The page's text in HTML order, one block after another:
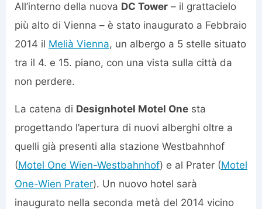
All’interno della nuova DC Tower – il grattacielo
più alto di Vienna – è stato inaugurato a Febbraio
2014 il Melià Vienna, un albergo a 5 stelle situato
tra il 4. e 15. piano, con una vista sulla città da
non perdere.
La catena di Designhotel Motel One sta
progettando l’apertura di nuovi alberghi oltre a
quelli già presenti alla stazione Westbahnhof
(Motel One Wien-Westbahnhof) e al Prater (Motel
One-Wien Prater). Un nuovo hotel sarà
inaugurato nella seconda metà del 2014 vicino